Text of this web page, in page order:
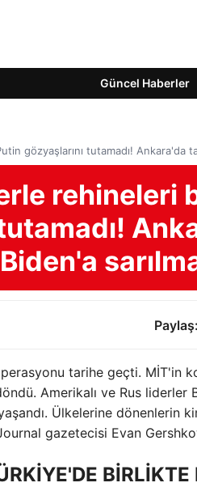
Güncel Haberler
gözyaşlarını tutamadı! Ankara'da
rehineleri
Paylaş:
tarihe geçti. MİT'in
Amerikalı ve Rus liderler
Ülkelerine dönenlerin
gazetecisi Evan
BİRLİKTE